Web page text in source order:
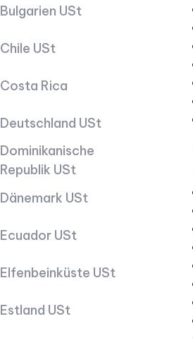
Bulgarien USt
Chile USt
Costa Rica
Deutschland USt
Dominikanische
Republik USt
Dänemark USt
Ecuador USt
Elfenbeinküste USt
Estland USt